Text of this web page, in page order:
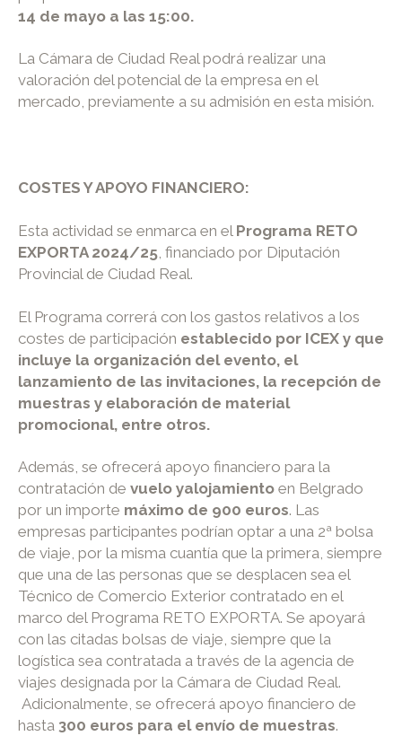
14 de mayo a las 15:00.
La Cámara de Ciudad Real podrá realizar una
valoración del potencial de la empresa en el
mercado, previamente a su admisión en esta misión.
COSTES Y APOYO FINANCIERO:
Esta actividad se enmarca en el Programa RETO
EXPORTA 2024/25 , financiado por Diputación
Provincial de Ciudad Real.
El Programa correrá con los gastos relativos a los
costes de participación establecido por ICEX y que
incluye la organización del evento, el
lanzamiento de las invitaciones, la recepción de
muestras y elaboración de material
promocional, entre otros.
Además, se ofrecerá apoyo financiero para la
contratación de vuelo yalojamiento en Belgrado
por un importe máximo de 900 euros. Las
empresas participantes podrían optar a una 2ª bolsa
de viaje, por la misma cuantía que la primera, siempre
que una de las personas que se desplacen sea el
Técnico de Comercio Exterior contratado en el
marco del Programa RETO EXPORTA. Se apoyará
con las citadas bolsas de viaje, siempre que la
logística sea contratada a través de la agencia de
viajes designada por la Cámara de Ciudad Real.
Adicionalmente, se ofrecerá apoyo financiero de
hasta 300 euros para el envío de muestras.